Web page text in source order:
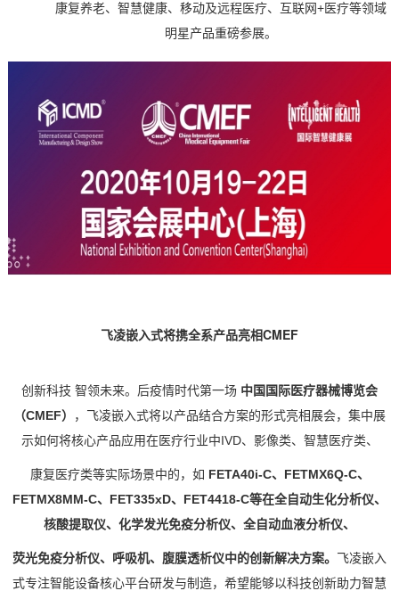
康复养老、智慧健康、移动及远程医疗、互联网+医疗等领域
明星产品重磅参展。
飞凌嵌入式将携全系产品亮相CMEF
创新科技 智领未来。后疫情时代第一场 中国国际医疗器械博览会
（CMEF） ，飞凌嵌入式将以产品结合方案的形式亮相展会，集中展
示如何将核心产品应用在医疗行业中IVD、影像类、智慧医疗类、
康复医疗类等实际场景中的， 如 FETA40i-C、 FETMX6Q-C、
FETMX8MM-C、FET335xD、 FET4418-C等在全自动生化分析仪、
核酸提取仪、化学发光免疫分析仪、全自动血液分析仪、
荧光免疫分析仪、呼吸机、腹膜透析仪中的创新解决方案。 飞凌嵌入
式专注智能设备核心平台研发与制造，希望能够以科技创新助力智慧